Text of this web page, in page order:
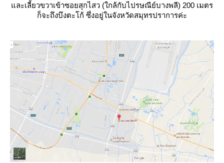
ละเลี้ยวขวาเข้าซอยสุกไสว (ใกล้กับไปรษณีย์บางพลี) 200 เมตร
ก็จะถึงบึงตะโก้ ซึ่งอยู่ในจังหวัดสมุทรปราการค่ะ